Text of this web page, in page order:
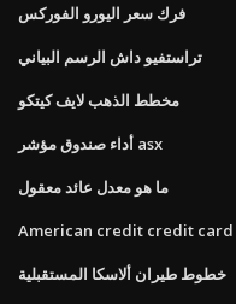
فرك سعر اليورو الفوركس
تراستفيو داش الرسم البياني
مخطط الذهب لايف كيتكو
أداء صندوق مؤشر asx
ما هو معدل عائد معقول
خطوط طيران ألاسكا المستقبلية